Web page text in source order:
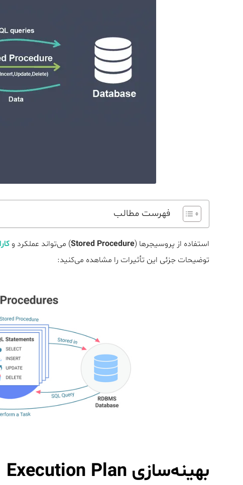
فهرست مطالب
استفاده از پروسیجرها (Stored Procedure) می‌تواند عملکرد و
توضیحات جزئی این تأثیرات را مشاهده می‌کنید:
بهینه‌سازی Execution Plan